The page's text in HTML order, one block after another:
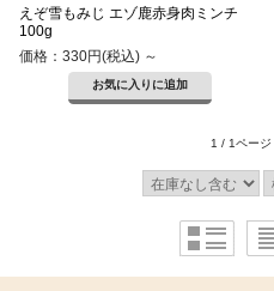
えぞ雪もみじ エゾ鹿赤身肉ミンチ
100g
価格：330円(税込) ～
1 / 1ページ